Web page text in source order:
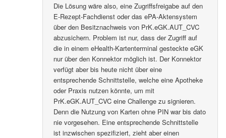
Die Lösung wäre also, eine Zugriffsfreigabe auf den
E-Rezept-Fachdienst oder das ePA-Aktensystem
über den Besitznachweis von PrK.eGK.AUT_CVC
abzusichern. Problem ist nur, dass der Zugriff auf
die in einem eHealth-Kartenterminal gesteckte eGK
nur über den Konnektor möglich ist. Der Konnektor
verfügt aber bis heute nicht über eine
entsprechende Schnittstelle, welche eine Apotheke
oder Praxis nutzen könnte, um mit
PrK.eGK.AUT_CVC eine Challenge zu signieren.
Denn die Nutzung von Karten ohne PIN war bis dato
nie vorgesehen. Eine entsprechende Schnittstelle
ist inzwischen spezifiziert, zieht aber einen